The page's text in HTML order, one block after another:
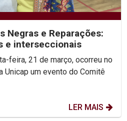
Negras e Reparações:
e interseccionais
feira, 21 de março, ocorreu no
Unicap um evento do Comitê
LER MAIS